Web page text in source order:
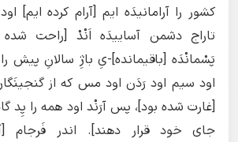
کشور را آرامانیدَه ایم [آرام کرده ایم]
تاراج دشمن آساییدَه اَنْدْ [راحت شده
پَسْمانْدَه [باقیمانده]-یِ باژِ سالانِ پیش
اود سیم اود رَدَن اود مس که از
[غارت شده بود]، پس آرَنْد اود همه را پِد